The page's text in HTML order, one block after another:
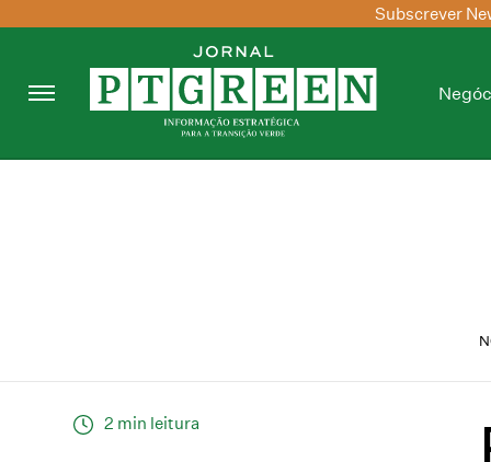
Subscrever
2 min leitura